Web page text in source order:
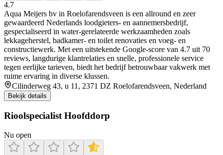
4.7
Aqua Meijers bv in Roelofarendsveen is een allround en zeer
gewaardeerd Nederlands loodgieters- en aannemersbedrijf,
gespecialiseerd in water-gerelateerde werkzaamheden zoals
lekkageherstel, badkamer- en toilet renovaties en voeg- en
constructiewerk. Met een uitstekende Google-score van 4.7 uit 70
reviews, langdurige klantrelaties en snelle, professionele service
tegen eerlijke tarieven, biedt het bedrijf betrouwbaar vakwerk met
ruime ervaring in diverse klussen.
Cilinderweg 43, u 11, 2371 DZ Roelofarendsveen, Nederland
Bekijk details
Rioolspecialist Hoofddorp
Nu open